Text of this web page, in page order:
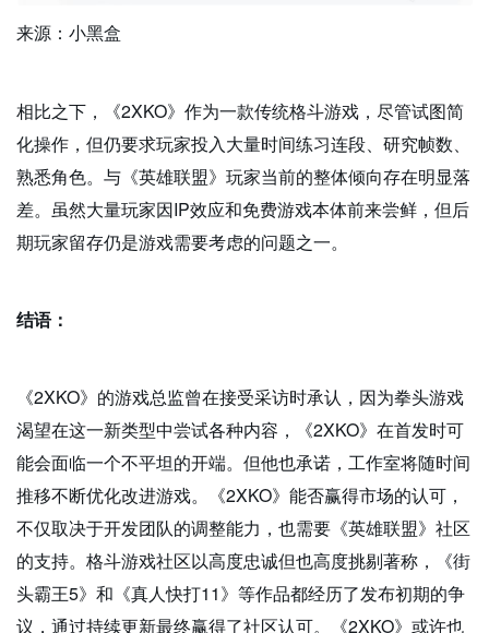
来源：小黑盒
相比之下，《2XKO》作为一款传统格斗游戏，尽管试图简
化操作，但仍要求玩家投入大量时间练习连段、研究帧数、
熟悉角色。与《英雄联盟》玩家当前的整体倾向存在明显落
差。虽然大量玩家因IP效应和免费游戏本体前来尝鲜，但后
期玩家留存仍是游戏需要考虑的问题之一。
结语：
《2XKO》的游戏总监曾在接受采访时承认，因为拳头游戏
渴望在这一新类型中尝试各种内容，《2XKO》在首发时可
能会面临一个不平坦的开端。但他也承诺，工作室将随时间
推移不断优化改进游戏。《2XKO》能否赢得市场的认可，
不仅取决于开发团队的调整能力，也需要《英雄联盟》社区
的支持。格斗游戏社区以高度忠诚但也高度挑剔著称，《街
头霸王5》和《真人快打11》等作品都经历了发布初期的争
议，通过持续更新最终赢得了社区认可。《2XKO》或许也